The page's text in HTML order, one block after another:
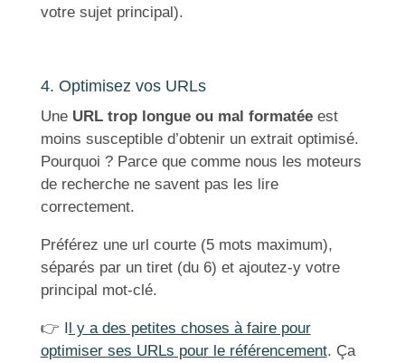
votre sujet principal).
4. Optimisez vos URLs
Une URL trop longue ou mal formatéeest
moins susceptible d’obtenir un extrait optimisé.
Pourquoi ? Parce que comme nous les moteurs
de recherche ne savent pas les lire
correctement.
Préférez une url courte (5 mots maximum),
séparés par un tiret (du 6) et ajoutez-y votre
principal mot-clé.
👉 Il y a des petites choses à faire pour
optimiser ses URLs pour le référencement. Ça